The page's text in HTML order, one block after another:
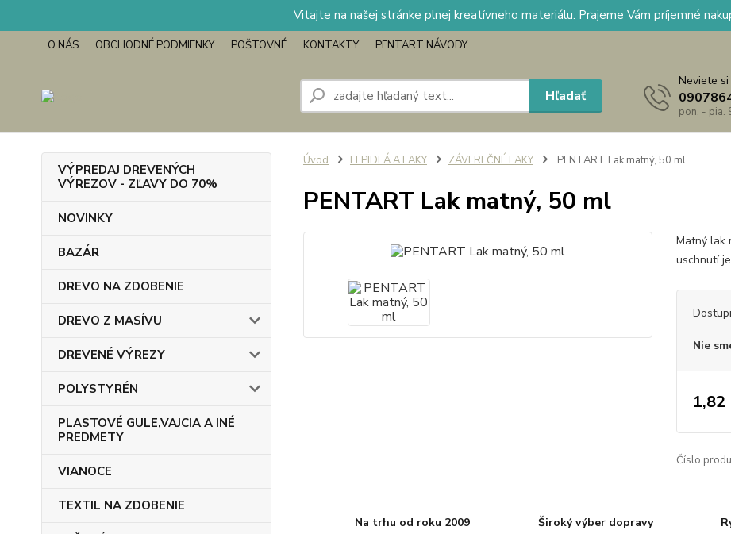
Vitajte na našej stránke plnej kreatívneho materiálu. Prajeme Vám príjemné
O NÁS OBCHODNÉ PODMIENKY POŠTOVNÉ KONTAKTY PENTART NÁVODY
Hľadať
Neviete
pon. - pia.
VÝPREDAJ DREVENÝCH
VÝREZOV - ZĽAVY DO 70%
NOVINKY
BAZÁR
DREVO NA ZDOBENIE
DREVO Z MASÍVU
DREVENÉ VÝREZY
POLYSTYRÉN
PLASTOVÉ GULE,VAJCIA A INÉ
PREDMETY
VIANOCE
TEXTIL NA ZDOBENIE
Úvod LEPIDLÁ A LAKY ZÁVEREČNÉ LAKY PENTART Lak matný, 50 ml
PENTART Lak matný, 50 ml
Matný lak
uschnutí
Nie
1,82
Číslo
Na trhu od roku 2009
Široký výber dopravy